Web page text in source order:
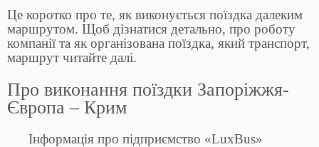
Це коротко про те, як виконується поїздка далеким
маршрутом. Щоб дізнатися детально, про роботу
компанії та як організована поїздка, який транспорт,
маршрут читайте далі.
Про виконання поїздки Запоріжжя-
Європа – Крим
Інформація про підприємство «LuxBus»